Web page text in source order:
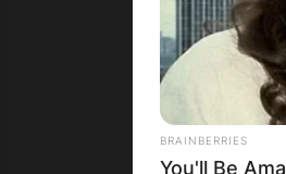
BRAINBERRIES
You'll Be